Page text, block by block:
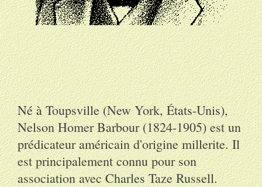
Né à Toupsville (New York, États-Unis),
Nelson Homer Barbour (1824-1905) est un
prédicateur américain d'origine millerite. Il
est principalement connu pour son
association avec Charles Taze Russell.